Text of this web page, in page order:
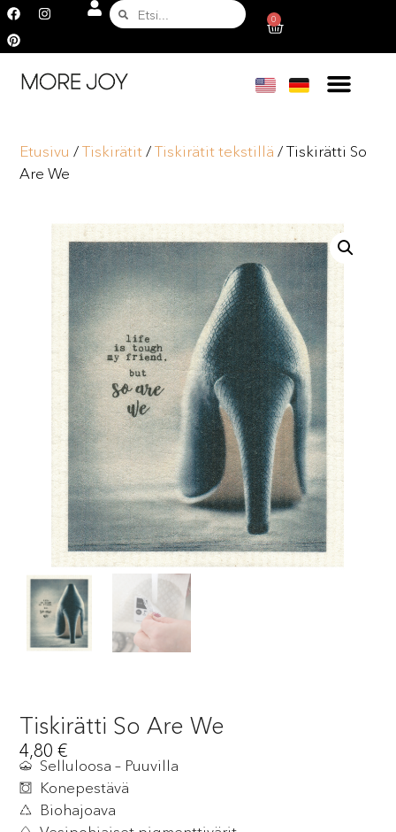
0
Etusivu /Tiskirätit/Tiskirätit tekstillä / Tiskirätti So
Are We
Tiskirätti So Are We
4,80€
Selluloosa – Puuvilla
Konepestävä
Biohajoava